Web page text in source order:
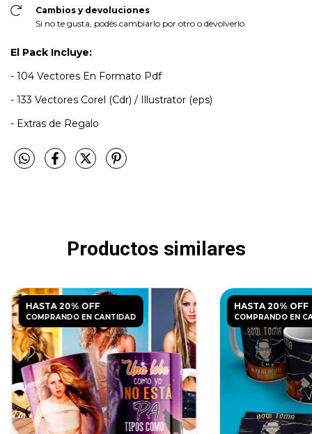
Cambios y devoluciones
Si no te gusta, podés cambiarlo por otro o devolverlo.
El Pack Incluye:
- 104 Vectores En Formato Pdf
- 133 Vectores Corel (Cdr) / Illustrator (eps)
- Extras de Regalo
Productos similares
HASTA 20% OFF
COMPRANDO EN CANTIDAD
HASTA 20% OFF
COMPRANDO EN